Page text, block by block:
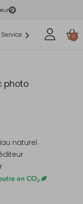
Service 0
photo
naturel